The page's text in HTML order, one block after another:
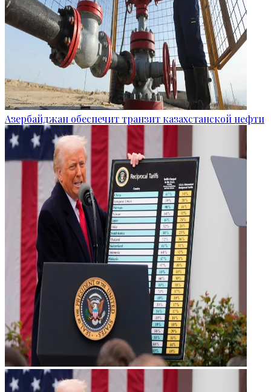
Азербайджан обеспечит транзит казахстанской нефти